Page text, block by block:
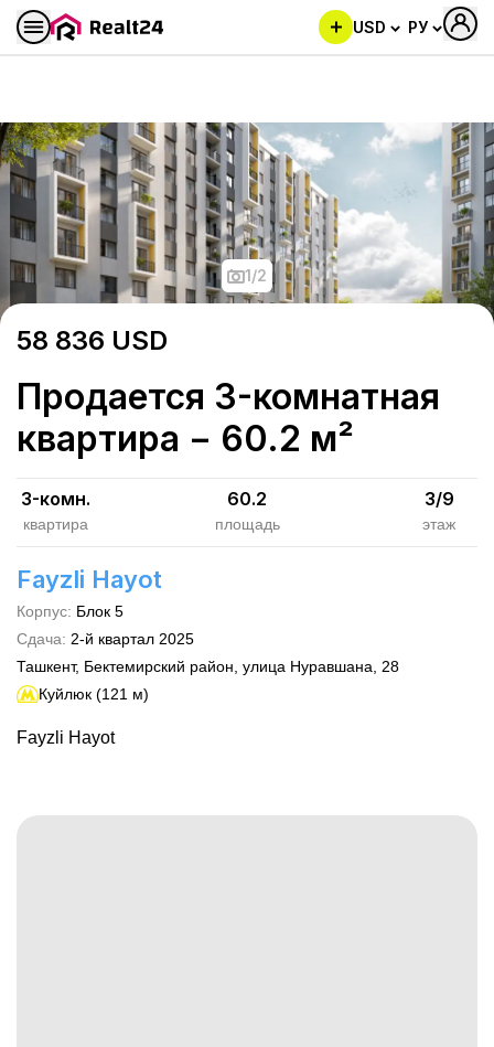
USD РУ
Продается 3-комнатная
1/2
58 836 USD
Продается 3-комнатная
квартира − 60.2 м²
3-комн.
квартира
60.2
площадь
3/9
этаж
Fayzli Hayot
Корпус: Блок 5
Сдача: 2-й квартал 2025
Ташкент, Бектемирский район, улица Нуравшана, 28
Куйлюк (121 м)
Fayzli Hayot